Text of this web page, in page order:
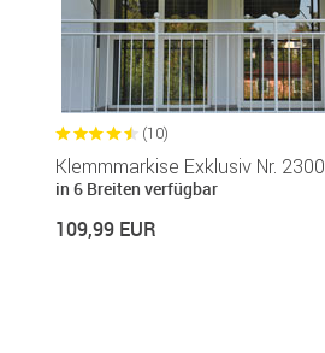
(10)
Klemmmarkise Exklusiv Nr. 2300
in 6 Breiten verfügbar
109,99 EUR